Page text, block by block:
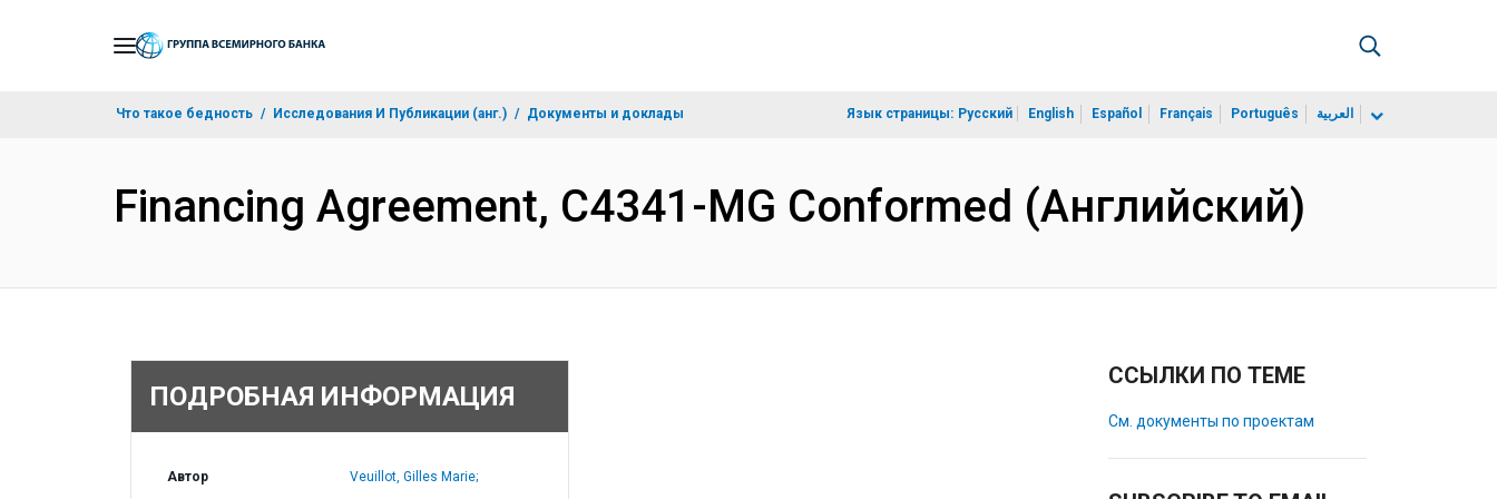
Что такое бедность Исследования И Публикации (анг.) Документы и доклады Язык страницы: Русский English Español Français Português العربية
Financing Agreement, C4341-MG Conformed (Английский)
ПОДРОБНАЯ ИНФОРМАЦИЯ
Автор Veuillot, Gilles Marie;
ССЫЛКИ ПО ТЕМЕ
См. документы по проектам